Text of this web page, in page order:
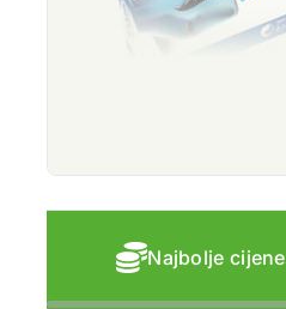
Najbolje cijene